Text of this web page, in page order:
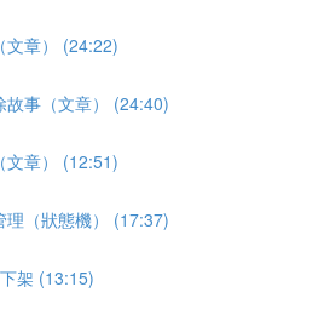
文章） (24:22)
故事（文章） (24:40)
文章） (12:51)
理（狀態機） (17:37)
架 (13:15)